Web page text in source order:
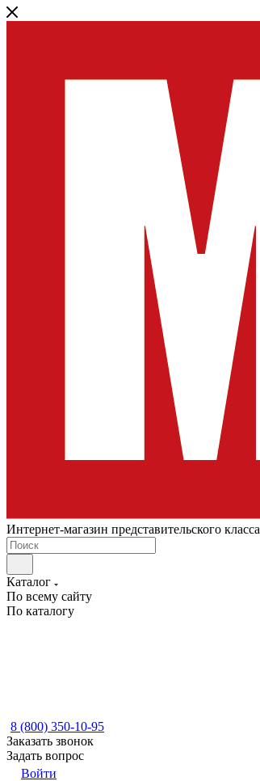
Интернет-магазин представительского класса
Каталог
По всему сайту
По каталогу
8 (800) 350-10-95
Заказать звонок
Задать вопрос
Войти